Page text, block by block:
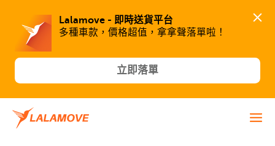
Lalamove - 即時送貨平台
多種車款，價格超值，拿拿聲落單啦！
立即落單